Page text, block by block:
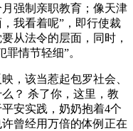
强制亲职教育；像天津
我看着呢”，即行使裁
从法令的层面，同时，
情节轻细”。
该当惹起包罗社会、
？ 杀了你，这里，教
安实践，奶奶抱着4个
曾经用万倍的体例正在